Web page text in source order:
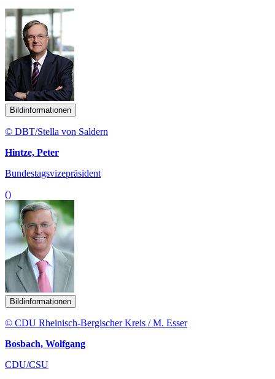
Bildinformationen
© DBT/Stella von Saldern
Hintze, Peter
Bundestagsvizepräsident
()
Bildinformationen
© CDU Rheinisch-Bergischer Kreis / M. Esser
Bosbach, Wolfgang
CDU/CSU